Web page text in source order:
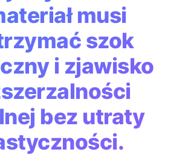
musi
szok
i zjawisko
bez utraty